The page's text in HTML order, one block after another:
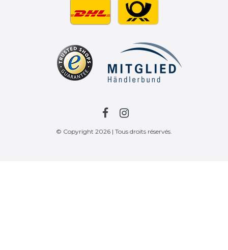
© Copyright 2026 | Tous droits réservés.